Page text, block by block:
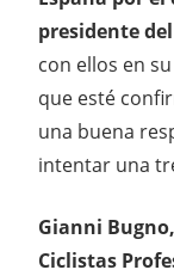
presidente del
con ellos en
que esté
una buena
intentar una
Gianni
Ciclistas